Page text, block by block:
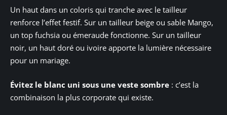
Un haut dans un coloris qui tranche avec le tailleur
renforce l’effet festif. Sur un tailleur beige ou sable Mango,
un top fuchsia ou émeraude fonctionne. Sur un tailleur
noir, un haut doré ou ivoire apporte la lumière nécessaire
pour un mariage.
Évitez le blanc uni sous une veste sombre : c’est la
combinaison la plus corporate qui existe.